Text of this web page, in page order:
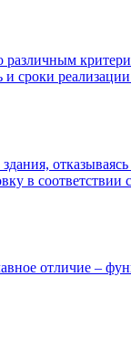
сроки
в
отличие –